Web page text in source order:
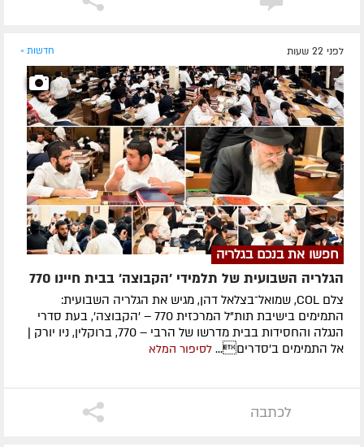
לפני 22 שעות חדשות »
חפשו את בנכם בגלריה
הגלריה השבועית של תלמידי 'הקבוצה' בבית חיינו 770
צלם COL, שמואל־בצלאל דהן, מגיש את הגלריה השבועית:
התמימים בישיבת תות"ל המרכזית 770 – 'הקבוצה', בעת סדרי
הנגלה והחסידות בבית מדרשו של הרבי – 770, ברוקלין, ניו יורק |
אל התמימים ב'סדרים... לסיפור המלא
לכתבה